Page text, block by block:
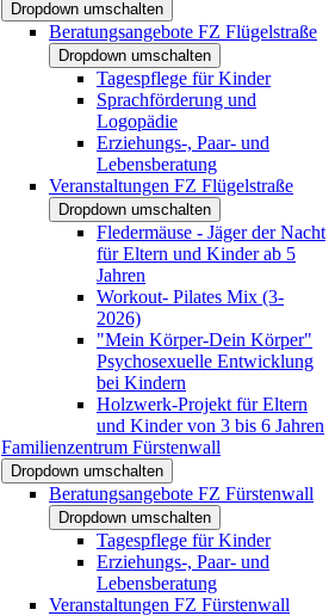
Dropdown umschalten
Beratungsangebote FZ Flügelstraße
Dropdown umschalten
Tagespflege für Kinder
Sprachförderung und
Logopädie
Erziehungs-, Paar- und
Lebensberatung
Veranstaltungen FZ Flügelstraße
Dropdown umschalten
Fledermäuse - Jäger der Nacht
für Eltern und Kinder ab 5
Jahren
Workout- Pilates Mix (3-
2026)
"Mein Körper-Dein Körper"
Psychosexuelle Entwicklung
bei Kindern
Holzwerk-Projekt für Eltern
und Kinder von 3 bis 6 Jahren
Familienzentrum Fürstenwall
Dropdown umschalten
Beratungsangebote FZ Fürstenwall
Dropdown umschalten
Tagespflege für Kinder
Erziehungs-, Paar- und
Lebensberatung
Veranstaltungen FZ Fürstenwall